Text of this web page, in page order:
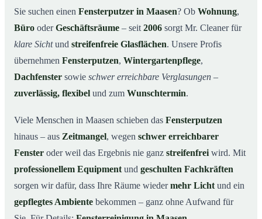
03Unsere Leistungen im Überblick
04Warum Mr. Cleaner in Maasen?
05So funktioniert’s
07Jetzt kostenloses Angebot einholen
im Einsatz
Sie suchen einen Fensterputzer in Maasen? Ob Wohnung,
Büro oderGeschäftsräume – seit 2006 sorgt Mr. Cleaner für
klare Sichtund streifenfreie Glasflächen. Unsere Profis
übernehmen Fensterputzen, Wintergartenpflege,
Dachfenster sowie schwer erreichbare Verglasungen –
zuverlässig, flexibel und zum Wunschtermin.
Viele Menschen in Maasen schieben das Fensterputzen
hinaus – aus Zeitmangel, wegen schwer erreichbarer
Fenster oder weil das Ergebnis nie ganz streifenfrei wird. Mit
professionellem Equipment und geschulten Fachkräften
sorgen wir dafür, dass Ihre Räume wiedermehr Licht und ein
gepflegtes Ambiente bekommen – ganz ohne Aufwand für